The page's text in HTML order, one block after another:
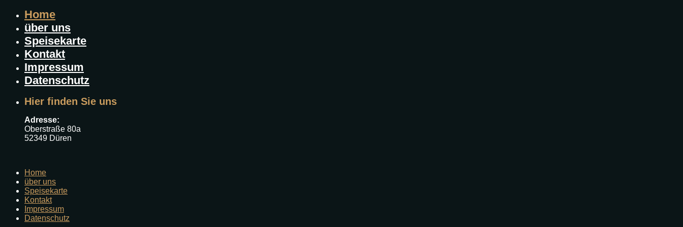
Home
über uns
Speisekarte
Kontakt
Impressum
Datenschutz
Hier finden Sie uns
Adresse:
Oberstraße 80a
52349 Düren
Home
über uns
Speisekarte
Kontakt
Impressum
Datenschutz